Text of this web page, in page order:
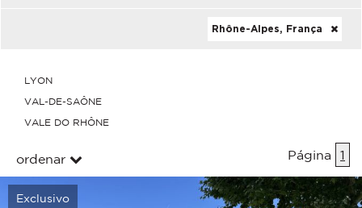
Rhône-Alpes, França
LYON
VAL-DE-SAÔNE
VALE DO RHÔNE
ordenar Página 1
Exclusivo